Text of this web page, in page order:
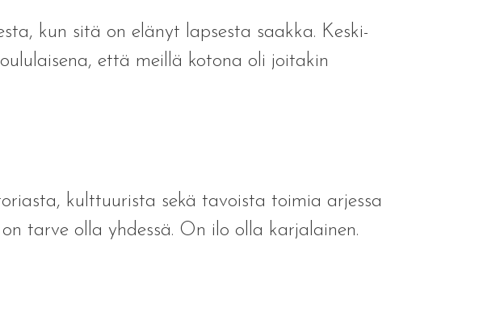
kun sitä on elänyt lapsesta saakka. Keski-
että meillä kotona oli joitakin
kulttuurista sekä tavoista toimia arjessa
tarve olla yhdessä. On ilo olla karjalainen.